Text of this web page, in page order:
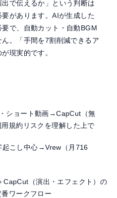
で伝えるか」という判断は
があります。AIが生成した
で、自動カット・自動BGM
。「手間を7割削減できるア
現実的です。
ショート動画→CapCut（無
規約リスクを理解した上で
起こし中心→Vrew（月716
CapCut（演出・エフェクト）の
ワークフロー